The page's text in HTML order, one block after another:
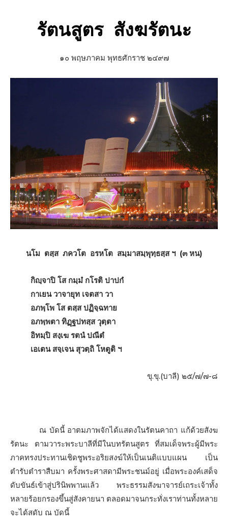
รัตนสูตร สังฆรัตนะ
๑๐ พฤษภาคม พุทธศักราช ๒๔๙๗
นโม ตสฺส ภควโต อรหโต สมฺมาสมฺพุทฺธสฺส ฯ (๓ หน)
กิญฺจาปิ โส กมฺมํ กโรติ ปาปกํ
กาเยน วาจายุท เจตสา วา
อภพฺโพ โส ตสฺส ปฏิจฺฉทาย
อภพฺพตา ทิฏฺฐปทสฺสวุตฺตา
อิทมฺปิ สงฺเฆ รตนํ ปณีตํ
เอเตน สจฺเจน สุวตฺถิ โหตูติ ฯ
ขุ.ขุ.(บาลี) ๒๕/๗/๗-๘
ณ บัดนี้ อาตมภาพจักได้แสดงในรัตนคาถา แก้ด้วยสังฆ
รัตนะ ตามวาระพระบาลีที่มีในบทรัตนสูตร ที่สมเด็จพระผู้มีพระ
ภาคทรงประทานเชิดชูพระอริยสงฆ์ให้เป็นเนติแบบแผน เป็น
ตำรับตำราสืบมา ครั้งพระศาสดามีพระชนม์อยู่ เมื่อพระองค์เสด็จ
ดับขันธ์เข้าสู่ปรินิพพานแล้ว พระธรรมสังฆาจารย์เถระเจ้าทั้ง
หลายร้อยกรองขึ้นสู่สังคายนา ตลอดมาจนกระทั่งเราท่านทั้งหลาย
จะได้สดับ ณ บัดนี้